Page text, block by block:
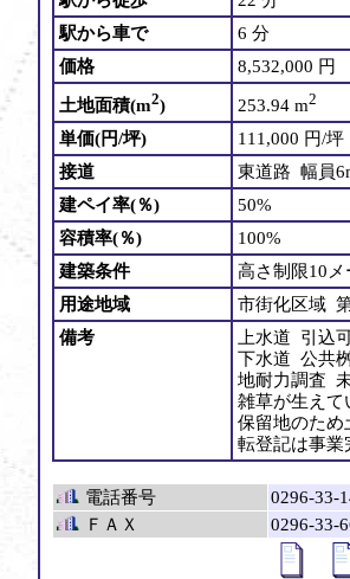
駅から車で
6 分
価格
8,532,000 円
土地面積(m2) 253.94 m2
単価(円/坪)
111,000 円/坪
接道
東道路 幅員
建ペイ率(％)
50%
容積率(％)
100%
建築条件
高さ制限10メ
用途地域
市街化区域
備考
上水道 引込
下水道 公共
地耐力調査
雑草が生えて
保留地のため
転登記は事業
電話番号
0296-33-
ＦＡＸ
0296-33-